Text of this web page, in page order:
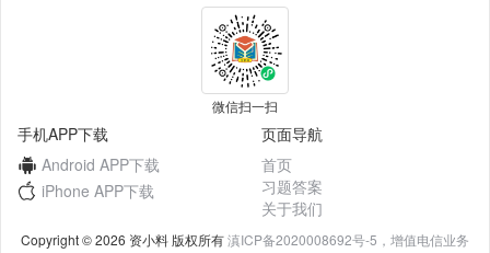
微信扫一扫
手机APP下载
Android APP下载
iPhone APP下载
页面导航
首页
习题答案
关于我们
Copyright © 2026 资小料 版权所有滇ICP备2020008692号-5，增值电信业务